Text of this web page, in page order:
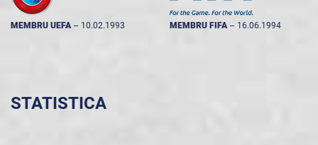
MEMBRU UEFA -- 10.02.1993 MEMBRU FIFA -- 16.06.1994
STATISTICA